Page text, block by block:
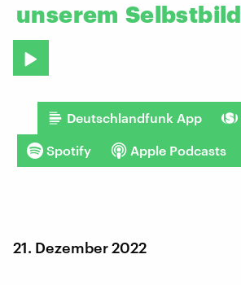
unserem Selbstbild
Deutschlandfunk App
Spotify Apple Podcasts
21. Dezember 2022